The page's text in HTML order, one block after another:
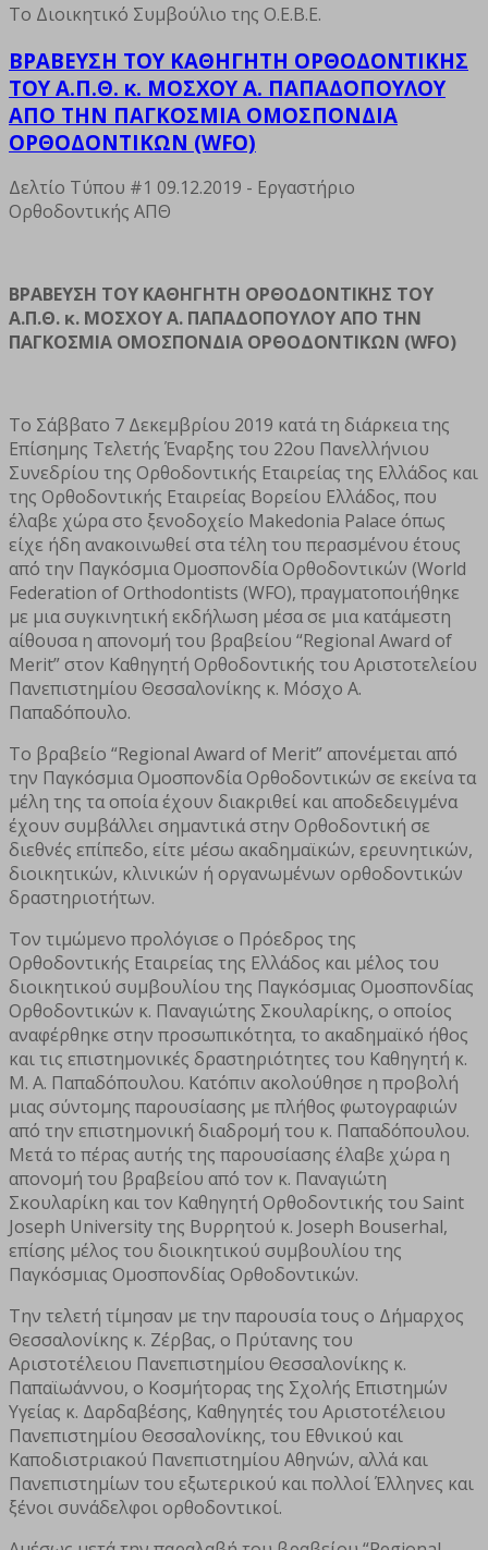
Το Διοικητικό Συμβούλιο της Ο.Ε.Β.Ε.
ΒΡΑΒΕΥΣΗ ΤΟΥ ΚΑΘΗΓΗΤΗ ΟΡΘΟΔΟΝΤΙΚΗΣ
ΤΟΥ Α.Π.Θ. κ. ΜΟΣΧΟΥ Α. ΠΑΠΑΔΟΠΟΥΛΟΥ
ΑΠΟ ΤΗΝ ΠΑΓΚΟΣΜΙΑ ΟΜΟΣΠΟΝΔΙΑ
ΟΡΘΟΔΟΝΤΙΚΩΝ (WFO)
Δελτίο Τύπου #1 09.12.2019 - Εργαστήριο
Ορθοδοντικής ΑΠΘ
ΒΡΑΒΕΥΣΗ ΤΟΥ ΚΑΘΗΓΗΤΗ ΟΡΘΟΔΟΝΤΙΚΗΣ ΤΟΥ
Α.Π.Θ. κ. ΜΟΣΧΟΥ Α. ΠΑΠΑΔΟΠΟΥΛΟΥ ΑΠΟ ΤΗΝ
ΠΑΓΚΟΣΜΙΑ ΟΜΟΣΠΟΝΔΙΑ ΟΡΘΟΔΟΝΤΙΚΩΝ (WFO)
Το Σάββατο 7 Δεκεμβρίου 2019 κατά τη διάρκεια της
Επίσημης Τελετής Έναρξης του 22ου Πανελλήνιου
Συνεδρίου της Ορθοδοντικής Εταιρείας της Ελλάδος και
της Ορθοδοντικής Εταιρείας Βορείου Ελλάδος, που
έλαβε χώρα στο ξενοδοχείο Makedonia Palace όπως
είχε ήδη ανακοινωθεί στα τέλη του περασμένου έτους
από την Παγκόσμια Ομοσπονδία Ορθοδοντικών (World
Federation of Orthodontists (WFO), πραγματοποιήθηκε
με μια συγκινητική εκδήλωση μέσα σε μια κατάμεστη
αίθουσα η απονομή του βραβείου “Regional Award of
Merit” στον Καθηγητή Ορθοδοντικής του Αριστοτελείου
Πανεπιστημίου Θεσσαλονίκης κ. Μόσχο Α.
Παπαδόπουλο.
Το βραβείο “Regional Award of Merit” απονέμεται από
την Παγκόσμια Ομοσπονδία Ορθοδοντικών σε εκείνα τα
μέλη της τα οποία έχουν διακριθεί και αποδεδειγμένα
έχουν συμβάλλει σημαντικά στην Ορθοδοντική σε
διεθνές επίπεδο, είτε μέσω ακαδημαϊκών, ερευνητικών,
διοικητικών, κλινικών ή οργανωμένων ορθοδοντικών
δραστηριοτήτων.
Τον τιμώμενο προλόγισε ο Πρόεδρος της
Ορθοδοντικής Εταιρείας της Ελλάδος και μέλος του
διοικητικού συμβουλίου της Παγκόσμιας Ομοσπονδίας
Ορθοδοντικών κ. Παναγιώτης Σκουλαρίκης, ο οποίος
αναφέρθηκε στην προσωπικότητα, το ακαδημαϊκό ήθος
και τις επιστημονικές δραστηριότητες του Καθηγητή κ.
Μ. Α. Παπαδόπουλου. Κατόπιν ακολούθησε η προβολή
μιας σύντομης παρουσίασης με πλήθος φωτογραφιών
από την επιστημονική διαδρομή του κ. Παπαδόπουλου.
Μετά το πέρας αυτής της παρουσίασης έλαβε χώρα η
απονομή του βραβείου από τον κ. Παναγιώτη
Σκουλαρίκη και τον Καθηγητή Ορθοδοντικής του Saint
Joseph University της Βυρρητού κ. Joseph Bouserhal,
επίσης μέλος του διοικητικού συμβουλίου της
Παγκόσμιας Ομοσπονδίας Ορθοδοντικών.
Την τελετή τίμησαν με την παρουσία τους ο Δήμαρχος
Θεσσαλονίκης κ. Ζέρβας, ο Πρύτανης του
Αριστοτέλειου Πανεπιστημίου Θεσσαλονίκης κ.
Παπαϊωάννου, ο Κοσμήτορας της Σχολής Επιστημών
Υγείας κ. Δαρδαβέσης, Καθηγητές του Αριστοτέλειου
Πανεπιστημίου Θεσσαλονίκης, του Εθνικού και
Καποδιστριακού Πανεπιστημίου Αθηνών, αλλά και
Πανεπιστημίων του εξωτερικού και πολλοί Έλληνες και
ξένοι συνάδελφοι ορθοδοντικοί.